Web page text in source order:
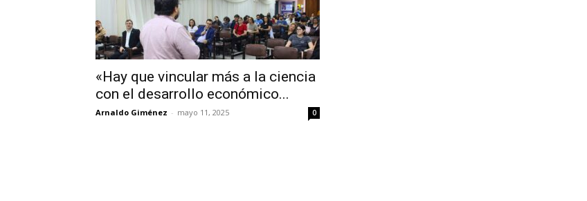
«Hay que vincular más a la ciencia
con el desarrollo económico...
Arnaldo Giménez - mayo 11, 2025 0